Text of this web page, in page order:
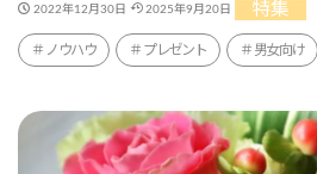
2022年12月30日 2025年9月20日 特集
ノウハウ プレゼント 男女向け